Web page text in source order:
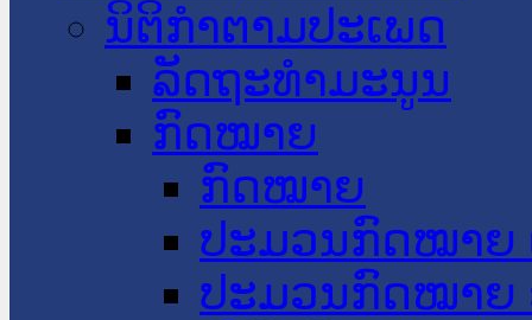
ນິຕິກໍາຕາມປະເພດ
ລັດຖະທໍາມະນູນ
ກົດໝາຍ
ກົດໝາຍ
ປະມວນກົດໝາຍ
ປະມວນກົດໝາຍ